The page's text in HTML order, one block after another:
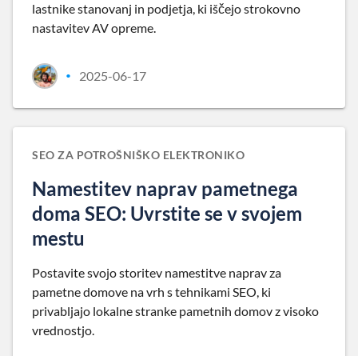
lastnike stanovanj in podjetja, ki iščejo strokovno
nastavitev AV opreme.
• 2025-06-17
SEO ZA POTROŠNIŠKO ELEKTRONIKO
Namestitev naprav pametnega
doma SEO: Uvrstite se v svojem
mestu
Postavite svojo storitev namestitve naprav za
pametne domove na vrh s tehnikami SEO, ki
privabljajo lokalne stranke pametnih domov z visoko
vrednostjo.